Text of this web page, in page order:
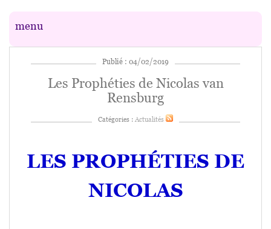
menu
Publié : 04/02/2019
Les Prophéties de Nicolas van
Rensburg
Catégories : Actualités
LES PROPHÉTIES DE
NICOLAS